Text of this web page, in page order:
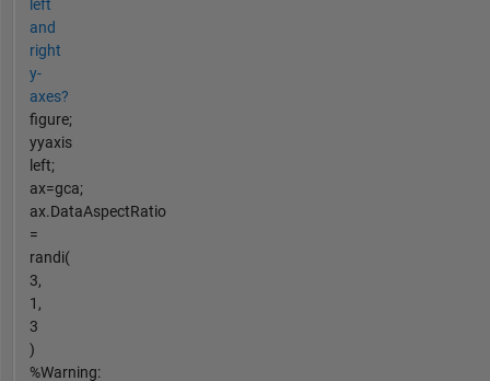
left
and
right
y-
axes?
figure;
yyaxis
left;
ax=gca;
ax.DataAspectRatio
=
randi(
3,
1,
3
)
%Warning: